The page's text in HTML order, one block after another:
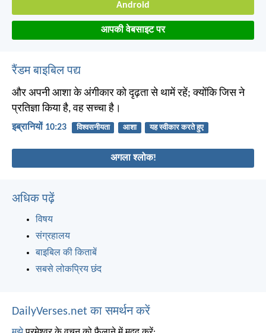
Android
आपकी वेबसाइट पर
रैंडम बाइबिल पद्य
और अपनी आशा के अंगीकार को दृढ़ता से थामें रहें; क्योंकि जिस ने
प्रतिज्ञा किया है, वह सच्चा है।
इब्रानियों 10:23 विश्वसनीयता आशा यह स्वीकार करते हुए
अगला श्लोक!
अधिक पढ़ें
विषय
संग्रहालय
बाइबिल की किताबें
सबसे लोकप्रिय छंद
DailyVerses.net का समर्थन करें